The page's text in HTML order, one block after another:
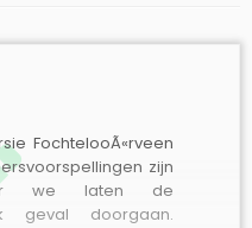
FochtelooÃ«rveen
zijn
we laten de
geval doorgaan.